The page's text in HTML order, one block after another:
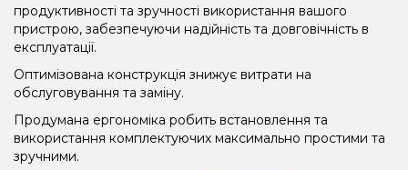
продуктивності та зручності використання вашого
пристрою, забезпечуючи надійність та довговічність в
експлуатації.
Оптимізована конструкція знижує витрати на
обслуговування та заміну.
Продумана ергономіка робить встановлення та
використання комплектуючих максимально простими та
зручними.